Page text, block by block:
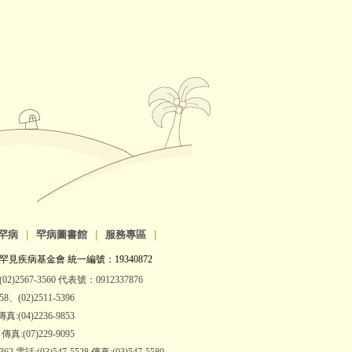
病 罕病圖書館 服務專區
見疾病基金會 統一編號：19340872
3560 代表號：0912337876
、(02)2511-5396
真:(04)2236-9853
真:(07)229-9095